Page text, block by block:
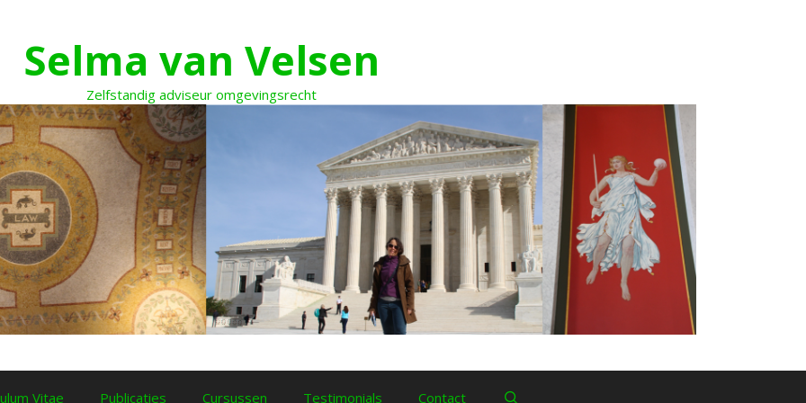
Selma van Velsen
Zelfstandig adviseur omgevingsrecht
Vitae Publicaties Cursussen Testimonials Contact